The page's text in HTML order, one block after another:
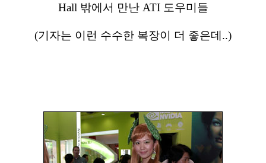
Hall 밖에서 만난 ATI 도우미들
(기자는 이런 수수한 복장이 더 좋은데..)